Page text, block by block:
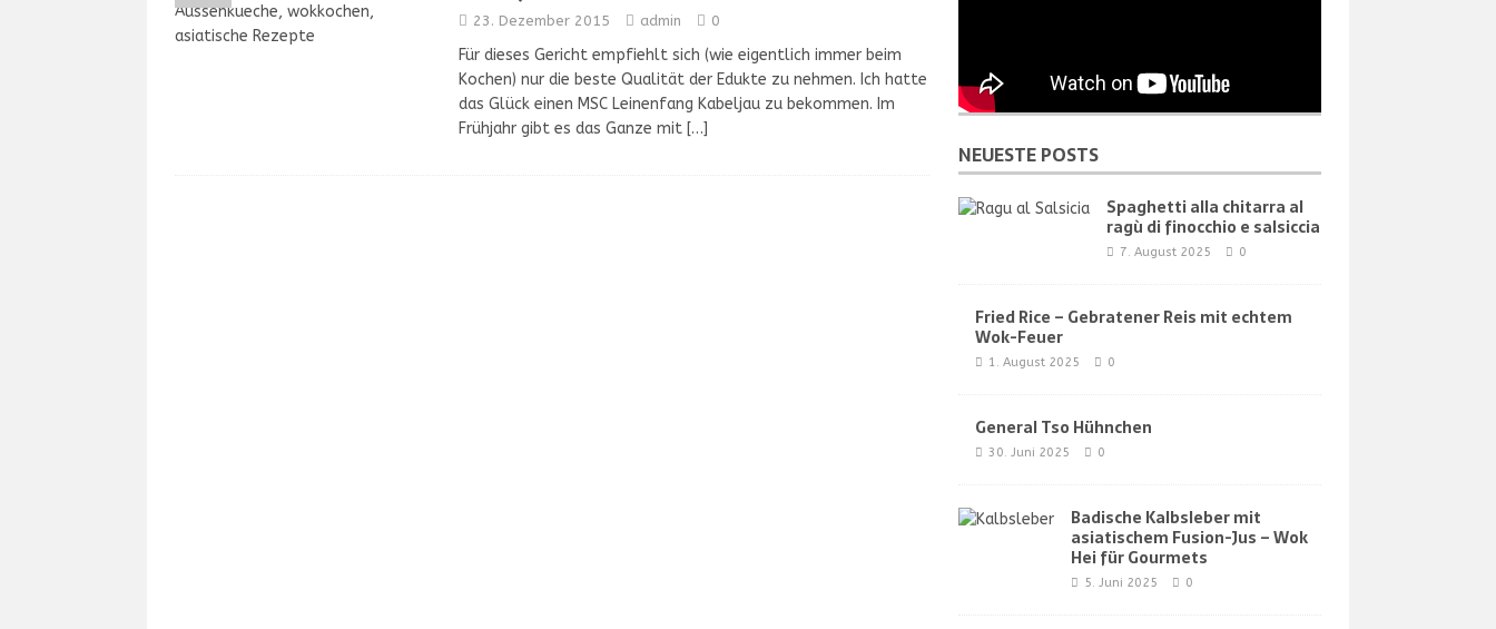
23. Dezember 2015 admin 0
Für dieses Gericht empfiehlt sich (wie eigentlich immer beim
Kochen) nur die beste Qualität der Edukte zu nehmen. Ich hatte
das Glück einen MSC Leinenfang Kabeljau zu bekommen. Im
Frühjahr gibt es das Ganze mit […]
NEUESTE POSTS
Spaghetti alla chitarra al
ragù di finocchio e salsiccia
7. August 2025 0
Fried Rice – Gebratener Reis mit echtem
Wok-Feuer
1. August 2025 0
General Tso Hühnchen
30. Juni 2025 0
Badische Kalbsleber mit
asiatischem Fusion-Jus – Wok
Hei für Gourmets
5. Juni 2025 0